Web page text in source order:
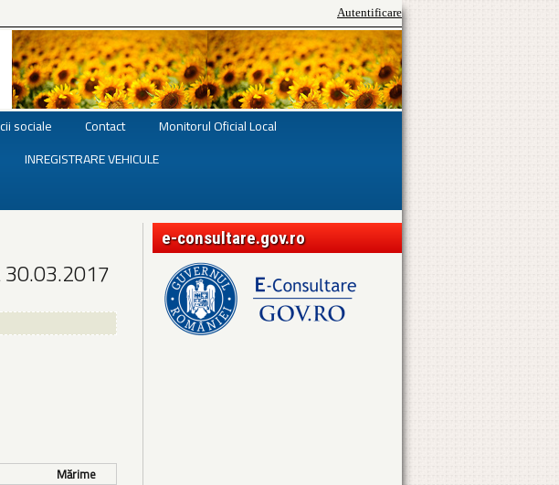
Autentificare
sociale Contact
Monitorul Oficial Local
INREGISTRARE VEHICULE
Mărime
e-consultare.gov.ro